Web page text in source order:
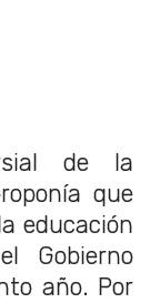
de la
que
educación
Gobierno
año. Por